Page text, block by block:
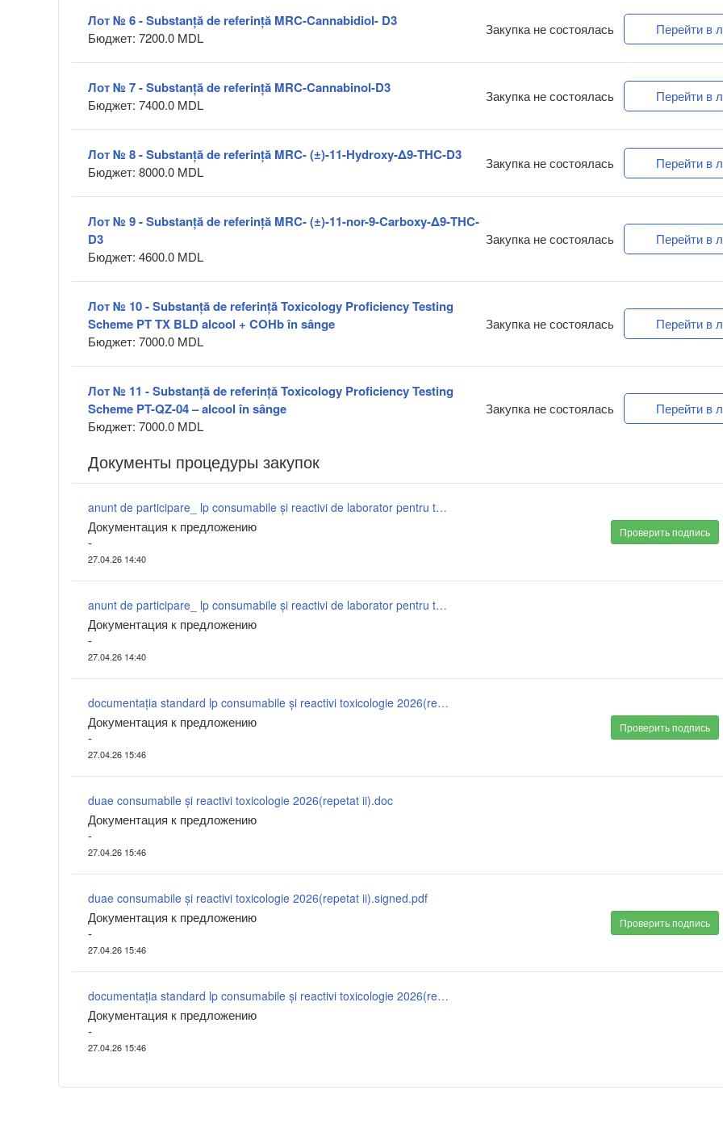
Лот № 6 - Substanță de referință MRC-Cannabidiol- D3
Бюджет: 7200.0 MDL
Закупка не состоялась Перейти в
Лот № 7 - Substanță de referință MRC-Cannabinol-D3
Бюджет: 7400.0 MDL
Закупка не состоялась Перейти в
Лот № 8 - Substanță de referință MRC- (±)-11-Hydroxy-Δ9-THC-D3
Бюджет: 8000.0 MDL
Закупка не состоялась Перейти в
Лот № 9 - Substanță de referință MRC- (±)-11-nor-9-Carboxy-Δ9-THC-
D3
Бюджет: 4600.0 MDL
Закупка не состоялась Перейти в
Лот № 10 - Substanță de referință Toxicology Proficiency Testing
Scheme PT TX BLD alcool + COHb în sânge
Бюджет: 7000.0 MDL
Закупка не состоялась Перейти в
Лот № 11 - Substanță de referință Toxicology Proficiency Testing
Scheme PT-QZ-04 – alcool în sânge
Бюджет: 7000.0 MDL
Закупка не состоялась Перейти в
Документы процедуры закупок
anunt de participare_ lp consumabile și reactivi de laborator pentru toxicologie 2026(repetat ii).signed.pdf
Документация к предложению
-
27.04.26 14:40
Проверить подпись
anunt de participare_ lp consumabile și reactivi de laborator pentru toxicologie 2026(repetat ii).doc
Документация к предложению
-
27.04.26 14:40
documentația standard lp consumabile și reactivi toxicologie 2026(repetat ii).signed.pdf
Документация к предложению
-
27.04.26 15:46
Проверить подпись
duae consumabile și reactivi toxicologie 2026(repetat ii).doc
Документация к предложению
-
27.04.26 15:46
duae consumabile și reactivi toxicologie 2026(repetat ii).signed.pdf
Документация к предложению
-
27.04.26 15:46
Проверить подпись
documentația standard lp consumabile și reactivi toxicologie 2026(repetat ii).docx
Документация к предложению
-
27.04.26 15:46